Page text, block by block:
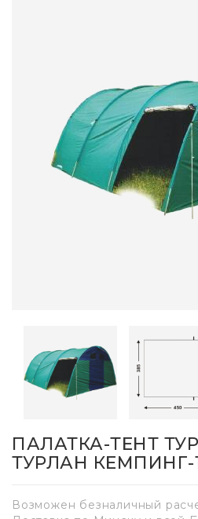
ПАЛАТКА-ТЕНТ
ТУРЛАН КЕМПИНГ-1
Возможен безналичный